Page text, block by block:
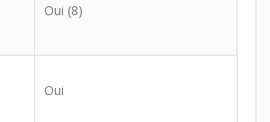
Oui (8)
Oui